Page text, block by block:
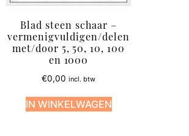
Blad steen schaar –
vermenigvuldigen/delen
met/door 5, 50, 10, 100
en 1000
€0,00 incl. btw
IN WINKELWAGEN